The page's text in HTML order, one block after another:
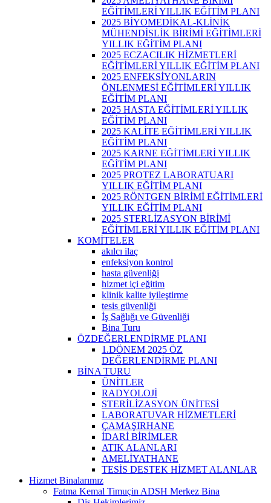
EĞİTİMLERİ YILLIK EĞİTİM PLANI
2025 BİYOMEDİKAL-KLİNİK
MÜHENDİSLİK BİRİMİ EĞİTİMLERİ
YILLIK EĞİTİM PLANI
2025 ECZACILIK HİZMETLERİ
EĞİTİMLERİ YILLIK EĞİTİM PLANI
2025 ENFEKSİYONLARIN
ÖNLENMESİ EĞİTİMLERİ YILLIK
EĞİTİM PLANI
2025 HASTA EĞİTİMLERİ YILLIK
EĞİTİM PLANI
2025 KALİTE EĞİTİMLERİ YILLIK
EĞİTİM PLANI
2025 KARNE EĞİTİMLERİ YILLIK
EĞİTİM PLANI
2025 PROTEZ LABORATUARI
YILLIK EĞİTİM PLANI
2025 RÖNTGEN BİRİMİ EĞİTİMLERİ
YILLIK EĞİTİM PLANI
2025 STERLİZASYON BİRİMİ
EĞİTİMLERİ YILLIK EĞİTİM PLANI
KOMİTELER
akılcı ilaç
enfeksiyon kontrol
hasta güvenliği
hizmet içi eğitim
klinik kalite iyileştirme
tesis güvenliği
İş Sağlığı ve Güvenliği
Bina Turu
ÖZDEĞERLENDİRME PLANI
1.DÖNEM 2025 ÖZ
DEĞERLENDİRME PLANI
BİNA TURU
ÜNİTLER
RADYOLOJİ
STERİLİZASYON ÜNİTESİ
LABORATUVAR HİZMETLERİ
ÇAMAŞIRHANE
İDARİ BİRİMLER
ATIK ALANLARI
AMELİYATHANE
TESİS DESTEK HİZMET ALANLAR
Hizmet Binalarımız
Fatma Kemal Timuçin ADSH Merkez Bina